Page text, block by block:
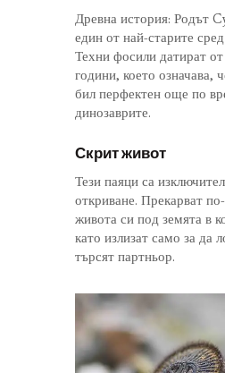
Древна история: Родът
един от най-старите
Техни фосили датират
години, което означава,
бил перфектен още по
динозаврите.
Скрит живот
Тези паяци са
откриване. Прекарват
живота си под земята в
като излизат само за да
търсят партньор.